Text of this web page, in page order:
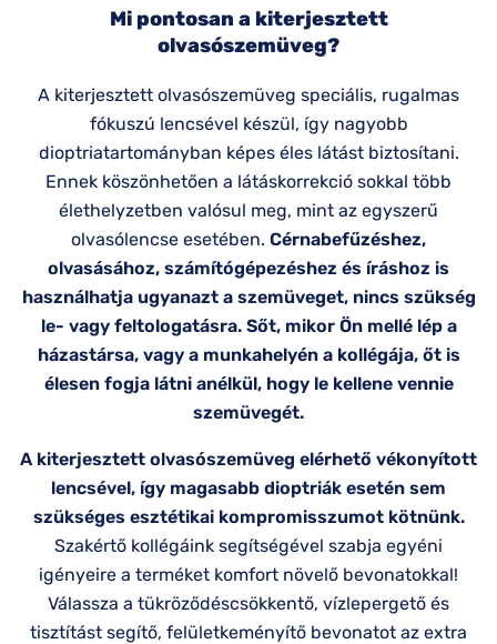
Mi pontosan a kiterjesztett
olvasószemüveg?
A kiterjesztett olvasószemüveg speciális, rugalmas
fókuszú lencsével készül, így nagyobb
dioptriatartományban képes éles látást biztosítani.
Ennek köszönhetően a látáskorrekció sokkal több
élethelyzetben valósul meg, mint az egyszerű
olvasólencse esetében. Cérnabefűzéshez,
olvasásához, számítógépezéshez és íráshoz is
használhatja ugyanazt a szemüveget, nincs szükség
le- vagy feltologatásra. Sőt, mikor Ön mellé lép a
házastársa, vagy a munkahelyén a kollégája, őt is
élesen fogja látni anélkül, hogy le kellene vennie
szemüvegét.
A kiterjesztett olvasószemüveg elérhető vékonyított
lencsével, így magasabb dioptriák esetén sem
szükséges esztétikai kompromisszumot kötnünk.
Szakértő kollégáink segítségével szabja egyéni
igényeire a terméket komfort növelő bevonatokkal!
Válassza a tükröződéscsökkentő, vízlepergető és
tisztítást segítő, felületkeményítő bevonatot az extra